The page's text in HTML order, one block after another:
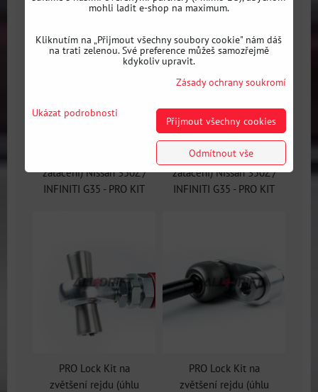
zatáčení) Nissan 350Z /
INFINITI G35 - PRO KIT
PRO Lock Kit na
zvětšení rejdu (úhlu
zatáčení) Nissan 350Z /
INFINITI G35 - PRO KIT
PRO Lock Kit na
zvětšení rejdu (úhlu
PRO Lock Kit na
zvětšení rejdu (úhlu
mohli ladit e-shop na maximum.
Kliknutím na „Přijmout všechny soubory cookie" nám dáš
na trati zelenou. Své preference můžeš samozřejmě
kdykoliv upravit.
Zásady ochrany soukromí
Ukázat podrobnosti
Přijmout všechny cookies
Odmítnout vše